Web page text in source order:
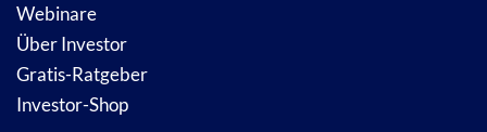
Webinare
Über Investor
Gratis-Ratgeber
Investor-Shop